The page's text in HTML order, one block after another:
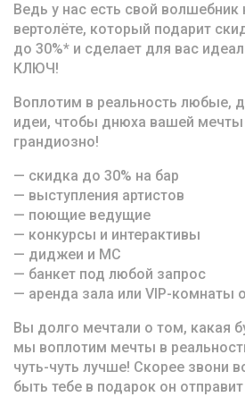
Ведь у нас есть свой волшебник
вертолёте, который подарит
до 30%* и сделает для вас
КЛЮЧ!
Воплотим в реальность любые,
идеи, чтобы днюха вашей
грандиозно!
— скидка до 30% на бар
— выступления артистов
— поющие ведущие
— конкурсы и интерактивы
— диджеи и MC
— банкет под любой запрос
— аренда зала или VIP-комнаты
Вы долго мечтали о том, какая
мы воплотим мечты в
чуть-чуть лучше! Скорее звони
быть тебе в подарок он